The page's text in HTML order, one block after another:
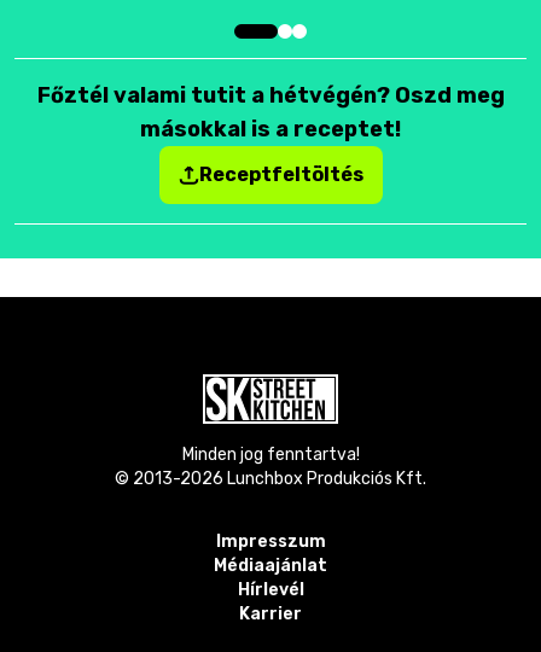
Főztél valami tutit a hétvégén? Oszd meg
másokkal is a receptet!
Receptfeltöltés
Minden jog fenntartva!
© 2013-2026 Lunchbox Produkciós Kft.
Impresszum
Médiaajánlat
Hírlevél
Karrier